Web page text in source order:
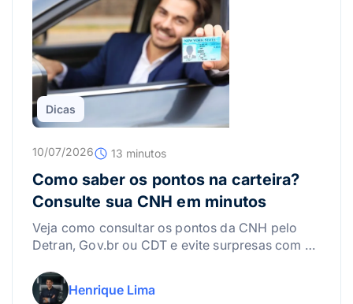
Dicas
10/07/2026 13 minutos
Como saber os pontos na carteira?
Consulte sua CNH em minutos
Veja como consultar os pontos da CNH pelo
Detran, Gov.br ou CDT e evite surpresas com a
Henrique Lima